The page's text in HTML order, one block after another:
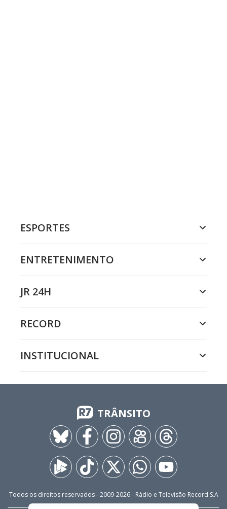
ESPORTES
ENTRETENIMENTO
JR 24H
RECORD
INSTITUCIONAL
TRÂNSITO
Todos os direitos reservados - 2009-2026- Rádio e Televisão Record S.A